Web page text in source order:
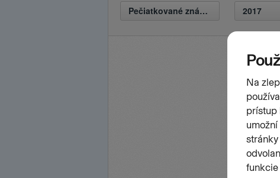
Pečiatkované známky 2017